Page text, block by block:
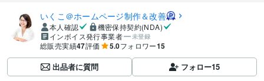
いくこ＠ホームページ制作＆改善
本人確認
機密保持契約(NDA)
インボイス発行事業者
未登録
総販売実績47評価 5.0フォロワー15
出品者に質問 フォロー15